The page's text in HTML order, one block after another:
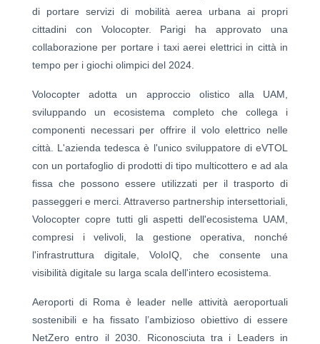
di portare servizi di mobilità aerea urbana ai propri
cittadini con Volocopter. Parigi ha approvato una
collaborazione per portare i taxi aerei elettrici in città in
tempo per i giochi olimpici del 2024.
Volocopter adotta un approccio olistico alla UAM,
sviluppando un ecosistema completo che collega i
componenti necessari per offrire il volo elettrico nelle
città. L'azienda tedesca è l'unico sviluppatore di eVTOL
con un portafoglio di prodotti di tipo multicottero e ad ala
fissa che possono essere utilizzati per il trasporto di
passeggeri e merci. Attraverso partnership intersettoriali,
Volocopter copre tutti gli aspetti dell'ecosistema UAM,
compresi i velivoli, la gestione operativa, nonché
l'infrastruttura digitale, VoloIQ, che consente una
visibilità digitale su larga scala dell'intero ecosistema.
Aeroporti di Roma è leader nelle attività aeroportuali
sostenibili e ha fissato l’ambizioso obiettivo di essere
NetZero entro il 2030. Riconosciuta tra i Leaders in